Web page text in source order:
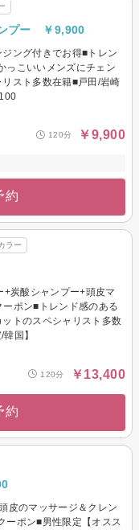
ンプー ￥9,900
ング付きでお得■トレン
っこいいメンズにチェン
スト多数在籍■戸田/岩崎
120分 ￥9,900
約
ラー
炭酸シャンプー+頭皮マ
ポン■トレンド感のある
トのスペシャリスト多数
国】
120分 ￥13,400
約
皮のマッサージ＆クレン
ーポン■男性限定【オスス